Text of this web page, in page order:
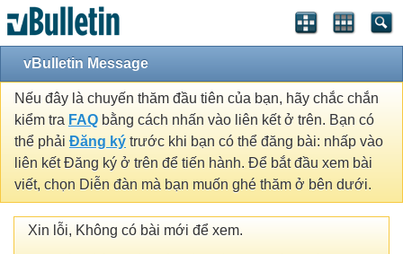
vBulletin Message
Nếu đây là chuyến thăm đầu tiên của bạn, hãy chắc chắn
kiểm tra FAQ bằng cách nhấn vào liên kết ở trên. Bạn có
thể phải Đăng ký trước khi bạn có thể đăng bài: nhấp vào
liên kết Đăng ký ở trên để tiến hành. Để bắt đầu xem bài
viết, chọn Diễn đàn mà bạn muốn ghé thăm ở bên dưới.
Xin lỗi, Không có bài mới để xem.